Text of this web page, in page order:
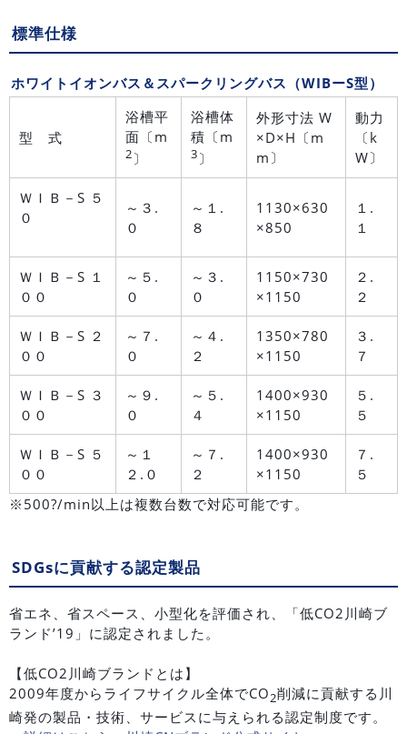
標準仕様
ホワイトイオンバス＆スパークリングバス（WIBーS型）
型 式
浴槽平
面〔m
2〕
浴槽体
積〔m
3〕
外形寸法 W
×D×H〔m
m〕
動力
〔k
W〕
ＷＩＢ－S ５
０
～３.
０
～１.
８
1130×630
×850
１.
１
ＷＩＢ－S １
００
～５.
０
～３.
０
1150×730
×1150
２.
２
ＷＩＢ－S ２
００
～７.
０
～４.
２
1350×780
×1150
３.
７
ＷＩＢ－S ３
００
～９.
０
～５.
４
1400×930
×1150
５.
５
ＷＩＢ－S ５
００
～１
２.０
～７.
２
1400×930
×1150
７.
５
※500?/min以上は複数台数で対応可能です。
SDGsに貢献する認定製品
省エネ、省スペース、小型化を評価され、「低CO2川崎ブ
ランド’19」に認定されました。
【低CO2川崎ブランドとは】
2009年度からライフサイクル全体でCO2削減に貢献する川
崎発の製品・技術、サービスに与えられる認定制度です。